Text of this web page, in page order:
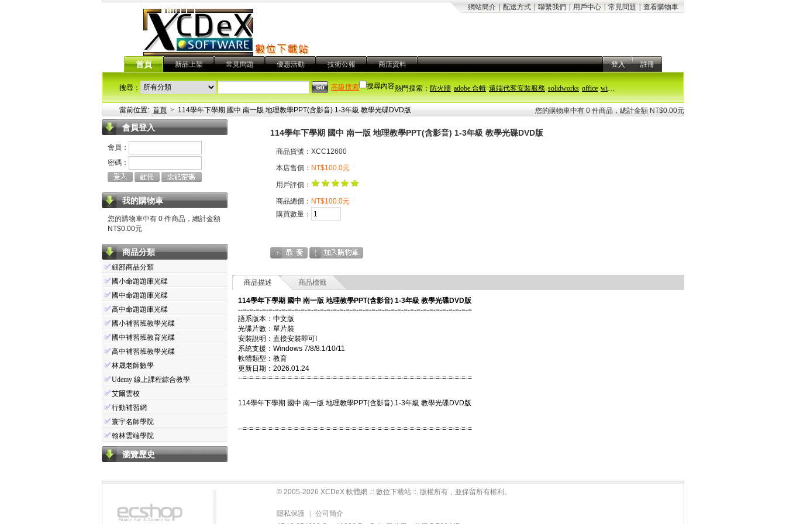
網站簡介 配送方式 聯繫我們 用戶中心 常見問題 查看購物車
首頁 新品上架 常見問題 優惠活動 技術公報 商店資料 登入 註冊
熱門搜索：防火牆 adobe 合輯 遠端代客安裝服務 solidworks office windows 11
搜尋： 搜尋內容
高級搜索
當前位置: 首頁 > 114學年下學期 國中 南一版 地理教學PPT(含影音) 1-3年級 教學光碟DVD版 您的購物車中有 0 件商品，總計金額 NT$0.00元
會員登入
會員：
密碼：
我的購物車
您的購物車中有 0 件商品，總計金額
NT$0.00元
商品分類
✅細部商品分類
✅ 國小命題題庫光碟
✅ 國中命題題庫光碟
✅高中命題題庫光碟
✅ 國小補習班教學光碟
✅ 國中補習班教育光碟
✅高中補習班教學光碟
✅林晟老師數學
✅Udemy 線上課程綜合教學
✅艾爾雲校
✅行動補習網
✅寰宇名師學院
✅翰林雲端學院
瀏覽歷史
114學年下學期 國中 南一版 地理教學PPT(含影音) 1-3年級 教學光碟DVD版
商品貨號：XCC12600
本店售價： NT$100.0元
用戶評價：
商品總價： NT$100.0元
購買數量：
商品描述 商品標籤
114學年下學期 國中 南一版 地理教學PPT(含影音) 1-3年級 教學光碟DVD版
--=-=-=-=-=-=-=-=-=-=-=-=-=-=-=-=-=-=-=-=-=-=-=-=-=-=-=-=-=-=-=-=-=-=-=-=
語系版本：中文版
光碟片數：單片裝
安裝說明：直接安裝即可!
系統支援：Windows 7/8/8.1/10/11
軟體類型：教育
更新日期：2026.01.24
--=-=-=-=-=-=-=-=-=-=-=-=-=-=-=-=-=-=-=-=-=-=-=-=-=-=-=-=-=-=-=-=-=-=-=-=
114學年下學期 國中 南一版 地理教學PPT(含影音) 1-3年級 教學光碟DVD版
--=-=-=-=-=-=-=-=-=-=-=-=-=-=-=-=-=-=-=-=-=-=-=-=-=-=-=-=-=-=-=-=-=-=-=-=
© 2005-2026 XCDeX 軟體網 .:: 數位下載站 ::. 版權所有，並保留所有權利。
隱私保護
公司簡介